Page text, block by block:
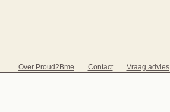
Over Proud2Bme Contact Vraag advies